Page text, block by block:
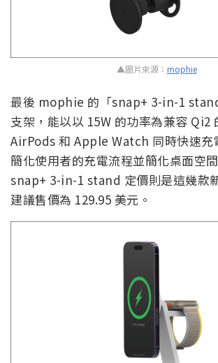
▲圖片來源： mophie
最後 mophie 的「snap+ 3-in-1
支架，能以以 15W 的功率為兼容 Qi2
AirPods 和 Apple Watch 同時快速充
簡化使用者的充電流程並簡化桌面空
snap+ 3-in-1 stand 定價則是這幾款
建議售價為 129.95 美元。